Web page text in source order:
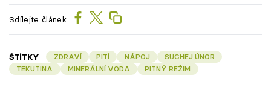
Sdílejte článek
ŠTÍTKY ZDRAVÍ PITÍ NÁPOJ
SUCHEJ ÚNOR
TEKUTINA
MINERÁLNÍ VODA PITNÝ REŽIM